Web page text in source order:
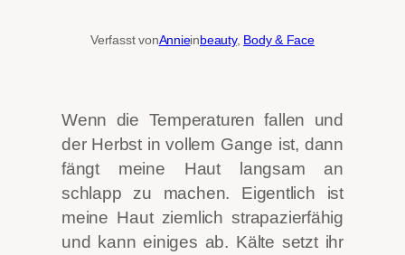
Verfasst vonAnnieinbeauty, Body & Face
Wenn die Temperaturen fallen und
der Herbst in vollem Gange ist, dann
fängt meine Haut langsam an
schlapp zu machen. Eigentlich ist
meine Haut ziemlich strapazierfähig
und kann einiges ab. Kälte setzt ihr